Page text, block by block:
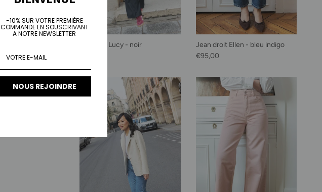
Pantalon Lucy - noir
Jean droit Ellen - bleu indigo
Prix habituel
€95,00
-10% SUR VOTRE PREMIÈRE
COMMANDE EN SOUSCRIVANT
A NOTRE NEWSLETTER
NOUS REJOINDRE